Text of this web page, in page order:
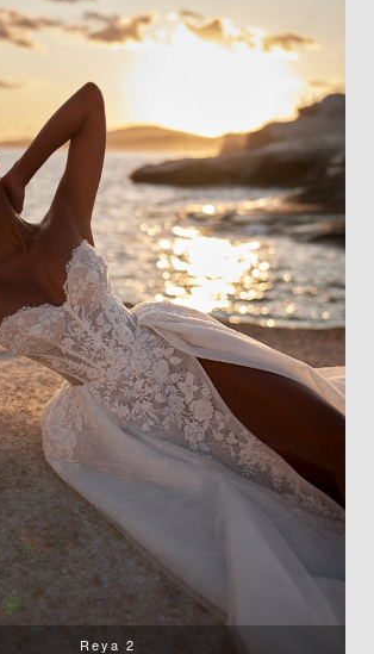
Reya 2